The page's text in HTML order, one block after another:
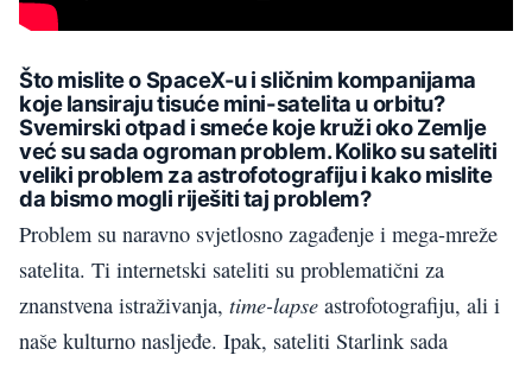
Što mislite o SpaceX-u i sličnim kompanijama
koje lansiraju tisuće mini-satelita u orbitu?
Svemirski otpad i smeće koje kruži oko Zemlje
već su sada ogroman problem. Koliko su sateliti
veliki problem za astrofotografiju i kako mislite
da bismo mogli riješiti taj problem?
Problem su naravno svjetlosno zagađenje i mega-mreže
satelita. Ti internetski sateliti su problematični za
znanstvena istraživanja, time-lapse astrofotografiju, ali i
naše kulturno nasljeđe. Ipak, sateliti Starlink sada